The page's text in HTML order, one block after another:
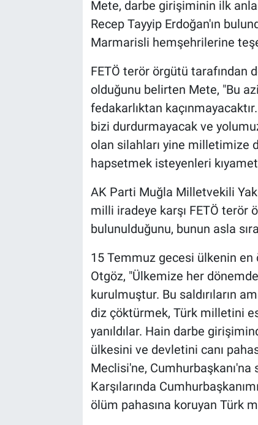
Mete, darbe girişiminin ilk
Recep Tayyip Erdoğan'ın
Marmarisli hemşehrilerine
FETÖ terör örgütü tarafından
olduğunu belirten Mete, "Bu
fedakarlıktan
bizi durdurmayacak ve
olan silahları yine milletimize
hapsetmek isteyenleri
AK Parti Muğla Milletvekili
milli iradeye karşı FETÖ terör
bulunulduğunu, bunun asla
15 Temmuz gecesi ülkenin en
Otgöz, "Ülkemize her
kurulmuştur. Bu saldırıların
diz çöktürmek, Türk milletini
yanıldılar. Hain darbe
ülkesini ve devletini canı
Meclisi'ne, Cumhurbaşkanı'na
Karşılarında
ölüm pahasına koruyan Türk